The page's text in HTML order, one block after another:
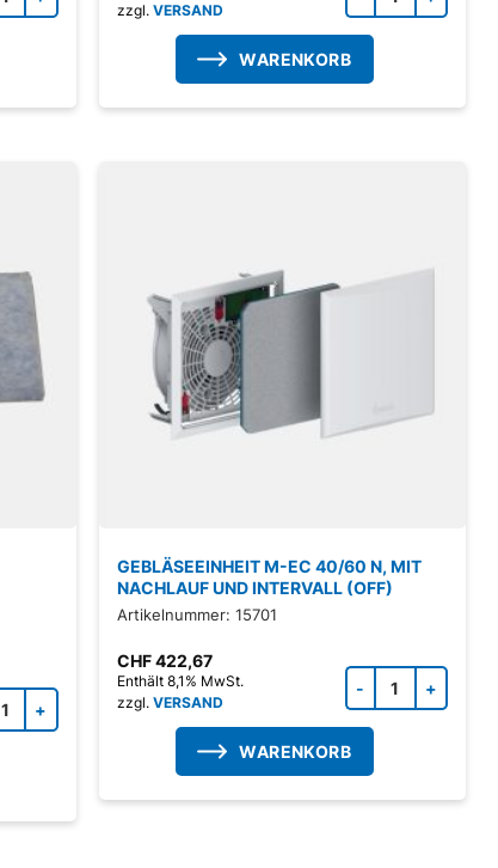
zzgl.VERSAND
WARENKORB
Zubehörprodukt Menge
GEBLÄSEEINHEIT M-EC 40/60 N, MIT
NACHLAUF UND INTERVALL (OFF)
Artikelnummer: 15701
CHF422,67
Enthält 8,1% MwSt.
zzgl.VERSAND
WARENKORB